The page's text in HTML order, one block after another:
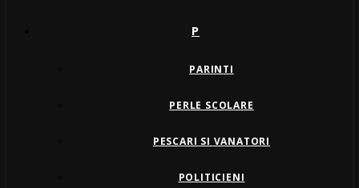
P
PARINTI
PERLE SCOLARE
PESCARI SI VANATORI
POLITICIENI